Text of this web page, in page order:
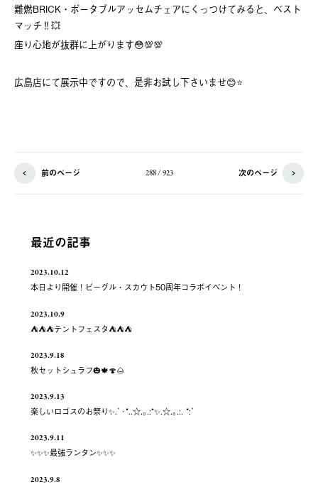
難燃BRICK・ポータブルアッセムチェアにくっつけてみると、ベスト
マッチ‼️💥
座り心地が抜群に上がります😳💯💯
広島店にて展示中ですので、是非お試し下さいませ😊⭐️
前のページ 288 / 923 次のページ
最近の記事
2023.10.12
本日より開催！ビーグル・スカウト50周年コラボイベント！
2023.10.9
⛺️⛺️⛺️テントフェスタ⛺️⛺️⛺️
2023.9.18
秋セットシュラフ🎃🍁🍄🌰
2023.9.13
楽しいロゴスのお祭り✨.ﾟ･*..☆.｡.:*✨.☆.｡.:. *:ﾟ
2023.9.11
✨✨✨最強ランタン✨✨✨
2023.9.8